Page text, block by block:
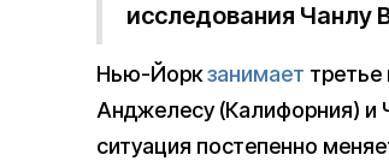
исследования Чанлу
Нью-Йоркзанимает
Анджелесу (Калифорния) и
ситуация постепенно